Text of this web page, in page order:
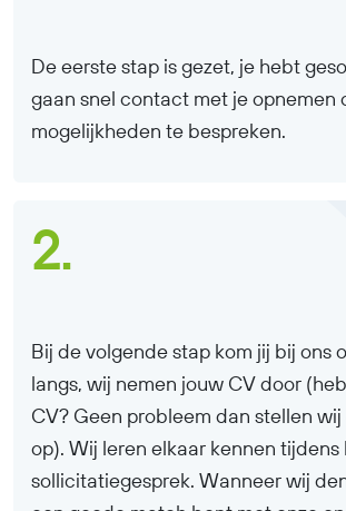
De eerste stap is gezet, je hebt
gaan snel contact met je opnemen
mogelijkheden te bespreken.
2.
Bij de volgende stap kom jij bij ons
langs, wij nemen jouw CV door
CV? Geen probleem dan stellen
op). Wij leren elkaar kennen tijdens
sollicitatiegesprek. Wanneer wij